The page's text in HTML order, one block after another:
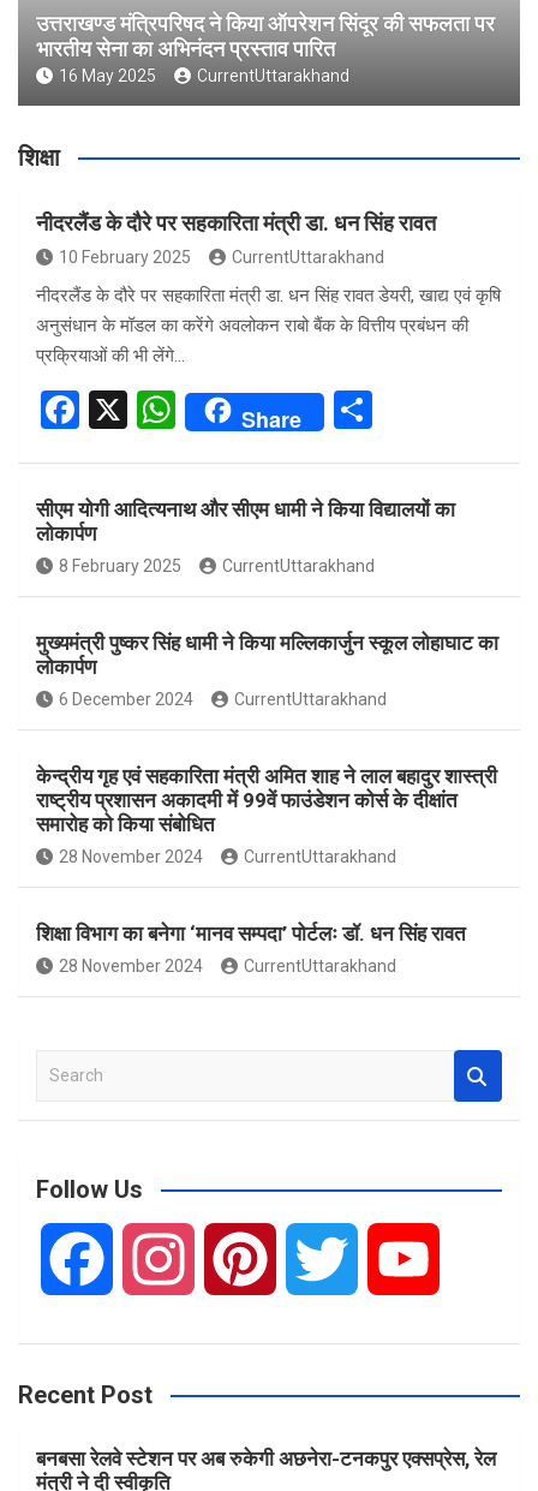
उत्तराखण्ड मंत्रिपरिषद ने किया ऑपरेशन सिंदूर की सफलता पर
भारतीय सेना का अभिनंदन प्रस्ताव पारित
16 May 2025 CurrentUttarakhand
शिक्षा
नीदरलैंड के दौरे पर सहकारिता मंत्री डा. धन सिंह रावत
10 February 2025 CurrentUttarakhand
नीदरलैंड के दौरे पर सहकारिता मंत्री डा. धन सिंह रावत डेयरी, खाद्य एवं कृषि
अनुसंधान के मॉडल का करेंगे अवलोकन राबो बैंक के वित्तीय प्रबंधन की
प्रक्रियाओं की भी लेंगे…
F
ce
b
o
o
k
X
W
s
A
p
p
Share
ar
e
सीएम योगी आदित्यनाथ और सीएम धामी ने किया विद्यालयों का
लोकार्पण
8 February 2025 CurrentUttarakhand
मुख्यमंत्री पुष्कर सिंह धामी ने किया मल्लिकार्जुन स्कूल लोहाघाट का
लोकार्पण
6 December 2024 CurrentUttarakhand
केन्द्रीय गृह एवं सहकारिता मंत्री अमित शाह ने लाल बहादुर शास्त्री
राष्ट्रीय प्रशासन अकादमी में 99वें फाउंडेशन कोर्स के दीक्षांत
समारोह को किया संबोधित
28 November 2024 CurrentUttarakhand
शिक्षा विभाग का बनेगा ‘मानव सम्पदा’ पोर्टलः डॉ. धन सिंह रावत
28 November 2024 CurrentUttarakhand
a
c
Follow Us
c
e
s n i u
T
Recent Post
बनबसा रेलवे स्टेशन पर अब रुकेगी अछनेरा-टनकपुर एक्सप्रेस, रेल
मंत्री ने दी स्वीकृति